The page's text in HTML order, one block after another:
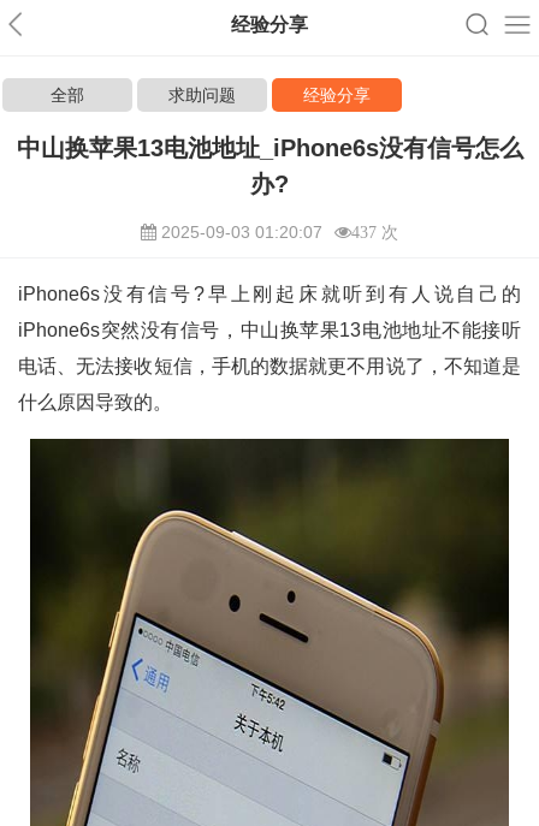
经验分享
全部 求助问题 经验分享
中山换苹果13电池地址_iPhone6s没有信号怎么
办?
2025-09-03 01:20:07 437 次
iPhone6s没有信号?早上刚起床就听到有人说自己的
iPhone6s突然没有信号，中山换苹果13电池地址不能接听
电话、无法接收短信，手机的数据就更不用说了，不知道是
什么原因导致的。